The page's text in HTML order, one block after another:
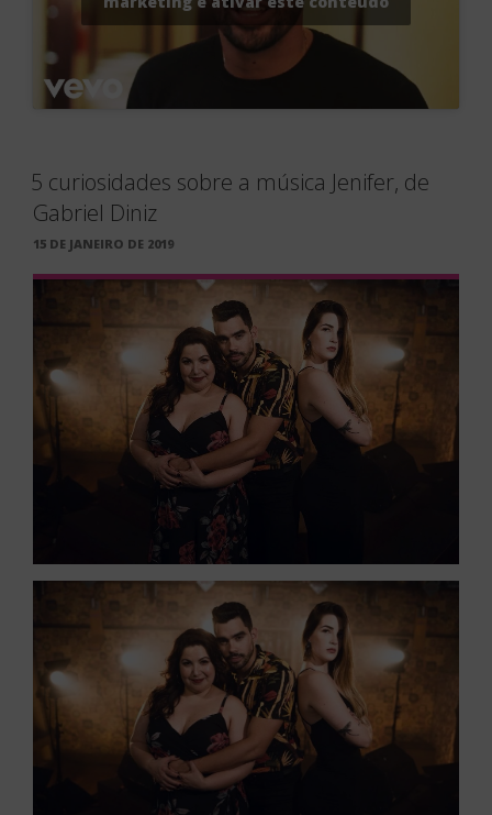
5 curiosidades sobre a música Jenifer, de
Gabriel Diniz
PUBLICADO
15 DE JANEIRO DE 2019